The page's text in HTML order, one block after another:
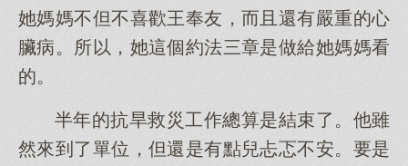
她媽媽不但不喜歡王奉友，而且還有嚴重的心
臟病。所以，她這個約法三章是做給她媽媽看
的。
半年的抗旱救災工作總算是結束了。他雖
然來到了單位，但還是有點兒忐忑不安。要是